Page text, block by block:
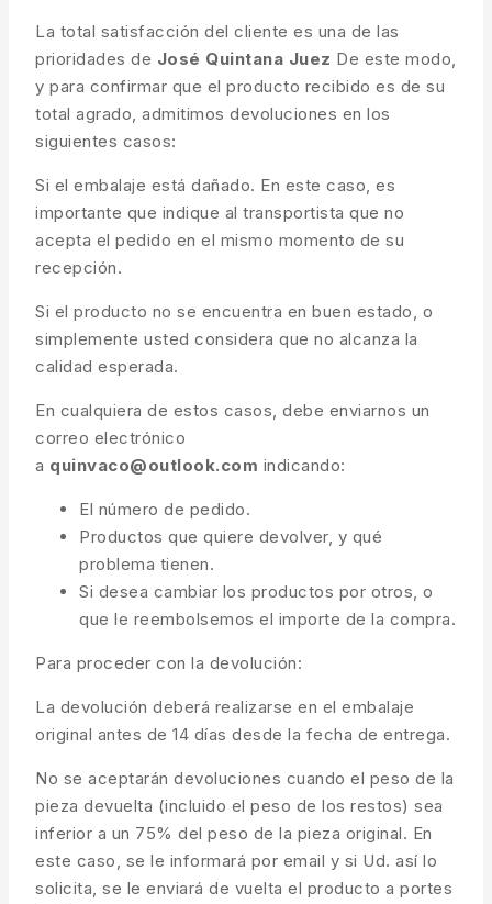
La total satisfacción del cliente es una de las
prioridades de José Quintana Juez De este modo,
y para confirmar que el producto recibido es de su
total agrado, admitimos devoluciones en los
siguientes casos:
Si el embalaje está dañado. En este caso, es
importante que indique al transportista que no
acepta el pedido en el mismo momento de su
recepción.
Si el producto no se encuentra en buen estado, o
simplemente usted considera que no alcanza la
calidad esperada.
En cualquiera de estos casos, debe enviarnos un
correo electrónico
a quinvaco@outlook.com indicando:
El número de pedido.
Productos que quiere devolver, y qué
problema tienen.
Si desea cambiar los productos por otros, o
que le reembolsemos el importe de la compra.
Para proceder con la devolución:
La devolución deberá realizarse en el embalaje
original antes de 14 días desde la fecha de entrega.
No se aceptarán devoluciones cuando el peso de la
pieza devuelta (incluido el peso de los restos) sea
inferior a un 75% del peso de la pieza original. En
este caso, se le informará por email y si Ud. así lo
solicita, se le enviará de vuelta el producto a portes